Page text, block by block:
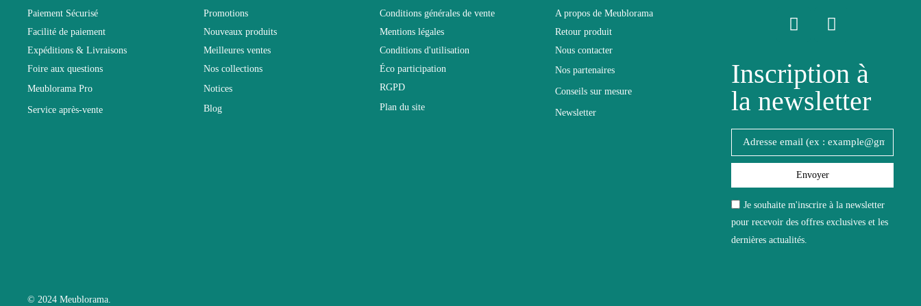
Dimensions L320xH190xP40
Paiement Sécurisé
Facilité de paiement
Expéditions & Livraisons
Foire aux questions
Meublorama Pro
Service après-vente
Promotions
Nouveaux produits
Meilleures ventes
Nos collections
Notices
Blog
Conditions générales de vente
Mentions légales
Conditions d'utilisation
Éco participation
RGPD
Plan du site
A propos de Meublorama
Retour produit
Nous contacter
Nos partenaires
Conseils sur mesure
Newsletter
Inscription à
la newsletter
Envoyer
Je souhaite m'inscrire à la newsletter
pour recevoir des offres exclusives et les
dernières actualités.
© 2024 Meublorama.